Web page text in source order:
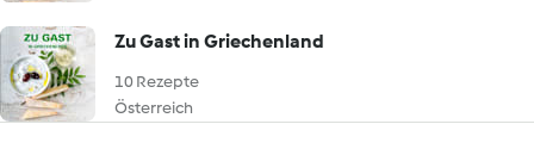
Zu Gast in Griechenland
10 Rezepte
Österreich